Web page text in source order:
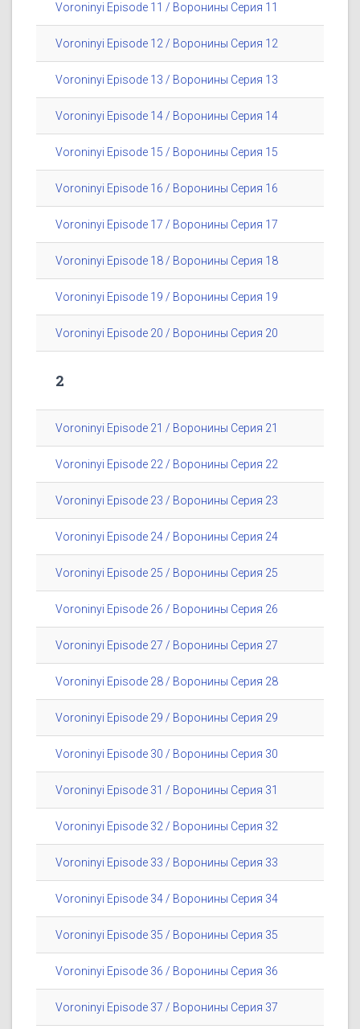
Voroninyi Episode 11 / Воронины Серия 11
Voroninyi Episode 12 / Воронины Серия 12
Voroninyi Episode 13 / Воронины Серия 13
Voroninyi Episode 14 / Воронины Серия 14
Voroninyi Episode 15 / Воронины Серия 15
Voroninyi Episode 16 / Воронины Серия 16
Voroninyi Episode 17 / Воронины Серия 17
Voroninyi Episode 18 / Воронины Серия 18
Voroninyi Episode 19 / Воронины Серия 19
Voroninyi Episode 20 / Воронины Серия 20
2
Voroninyi Episode 21 / Воронины Серия 21
Voroninyi Episode 22 / Воронины Серия 22
Voroninyi Episode 23 / Воронины Серия 23
Voroninyi Episode 24 / Воронины Серия 24
Voroninyi Episode 25 / Воронины Серия 25
Voroninyi Episode 26 / Воронины Серия 26
Voroninyi Episode 27 / Воронины Серия 27
Voroninyi Episode 28 / Воронины Серия 28
Voroninyi Episode 29 / Воронины Серия 29
Voroninyi Episode 30 / Воронины Серия 30
Voroninyi Episode 31 / Воронины Серия 31
Voroninyi Episode 32 / Воронины Серия 32
Voroninyi Episode 33 / Воронины Серия 33
Voroninyi Episode 34 / Воронины Серия 34
Voroninyi Episode 35 / Воронины Серия 35
Voroninyi Episode 36 / Воронины Серия 36
Voroninyi Episode 37 / Воронины Серия 37